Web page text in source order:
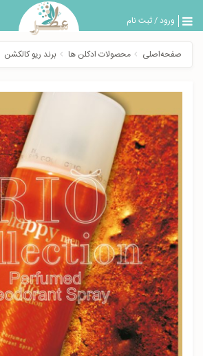
ورود/ثبت نام
بازگشت
خدمات
صفحه‌اصلی محصولات ادکلن ها برند ریو کالکشن